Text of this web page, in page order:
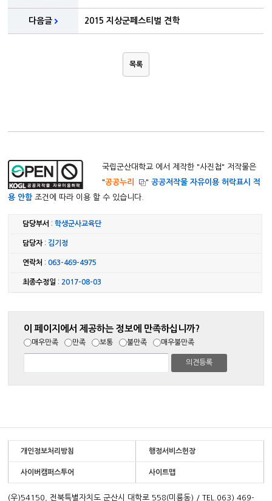
다음글 2015 지상군페스티벌 견학
목록
국립군산대학교 에서 제작한 "사진첩" 저작물은
"공공누리 "공공저작물 자유이용 허락표시 적
용 안함조건에 따라 이용 할 수 있습니다.
담당부서 :학생군사교육단
담당자: 김기정
연락처 :063-469-4975
최종수정일 : 2017-08-03
이 페이지에서 제공하는 정보에 만족하십니까?
매우만족 만족 보통 불만족 매우불만족
개인정보처리방침 행정서비스헌장
사이버캠퍼스투어 사이트맵
(우)54150, 전북특별자치도 군산시 대학로 558(미룡동) / TEL.063) 469-